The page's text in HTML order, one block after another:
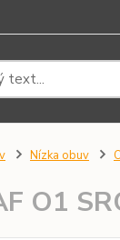
Nízka obuv
O1